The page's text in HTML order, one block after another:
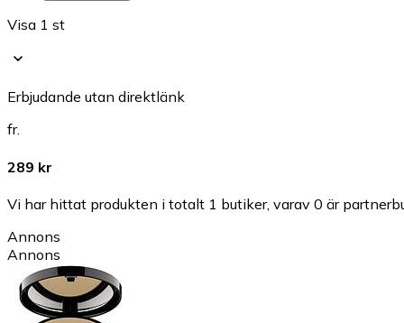
Visa 1 st
Erbjudande utan direktlänk
fr.
289 kr
Vi har hittat produkten i totalt 1 butiker, varav 0 är
Annons
Annons